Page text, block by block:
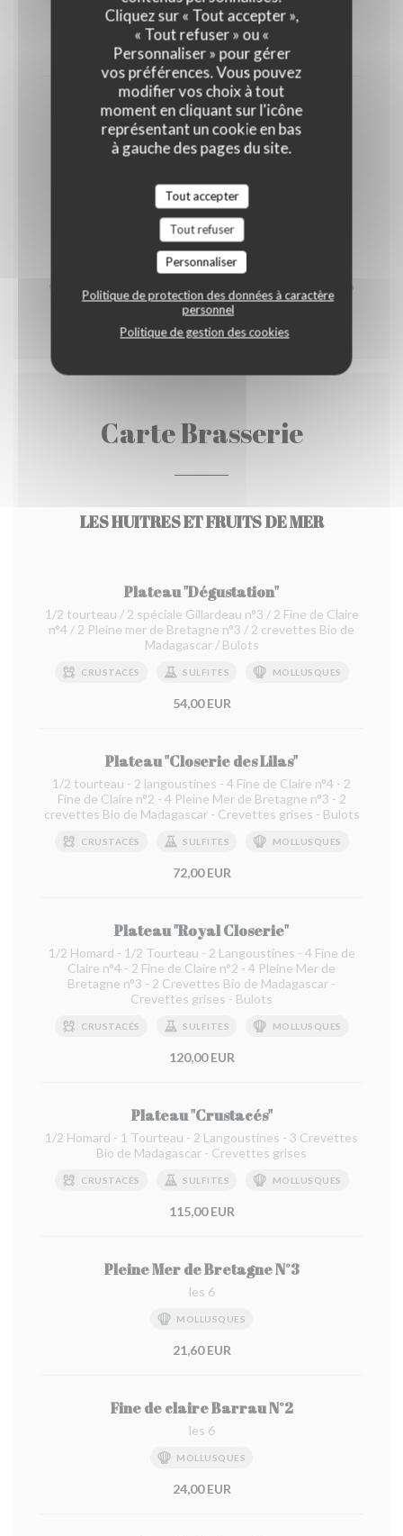
Cliquez sur « Tout accepter »,
« Tout refuser » ou «
Personnaliser » pour gérer
vos préférences. Vous pouvez
modifier vos choix à tout
moment en cliquant sur l'icône
représentant un cookie en bas
à gauche des pages du site.
Tout accepter
Tout refuser
Personnaliser
Politique de protection des données à caractère
personnel
Politique de gestion des cookies
OEUFS LAIT FRUITS À COQUE
13,00 EUR
Café & Mignardises
GLUTEN OEUFS LAIT
5,50 EUR
* Contient du porc
Carte des produits allergènes à votre disposition
Carte réalisée par notre Chef Johann Staskiewicz et sa
brigade
Carte Brasserie
LES HUITRES ET FRUITS DE MER
Plateau "Dégustation"
1/2 tourteau / 2 spéciale Gillardeau n°3 / 2 Fine de Claire
n°4 / 2 Pleine mer de Bretagne n°3 / 2 crevettes Bio de
Madagascar / Bulots
CRUSTACÉS SULFITES MOLLUSQUES
54,00 EUR
Plateau "Closerie des Lilas"
1/2 tourteau - 2 langoustines - 4 Fine de Claire n°4 - 2
Fine de Claire n°2 - 4 Pleine Mer de Bretagne n°3 - 2
crevettes Bio de Madagascar - Crevettes grises - Bulots
CRUSTACÉS SULFITES MOLLUSQUES
72,00 EUR
Plateau "Royal Closerie"
1/2 Homard - 1/2 Tourteau - 2 Langoustines - 4 Fine de
Claire n°4 - 2 Fine de Claire n°2 - 4 Pleine Mer de
Bretagne n°3 - 2 Crevettes Bio de Madagascar -
Crevettes grises - Bulots
CRUSTACÉS SULFITES MOLLUSQUES
120,00 EUR
Plateau "Crustacés"
1/2 Homard - 1 Tourteau - 2 Langoustines - 3 Crevettes
Bio de Madagascar - Crevettes grises
CRUSTACÉS SULFITES MOLLUSQUES
115,00 EUR
Pleine Mer de Bretagne N°3
les 6
MOLLUSQUES
21,60 EUR
Fine de claire Barrau N°2
les 6
MOLLUSQUES
24,00 EUR